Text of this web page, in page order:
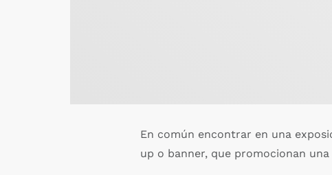
En común encontrar en una
up o banner, que promocionan